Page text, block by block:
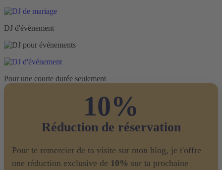
DJ d'événement
Pour une courte durée seulement
10%
Réduction de réservation
Pour te remercier de ta visite sur mon blog, je t'offre
une réduction exclusive de 10% sur ta prochaine